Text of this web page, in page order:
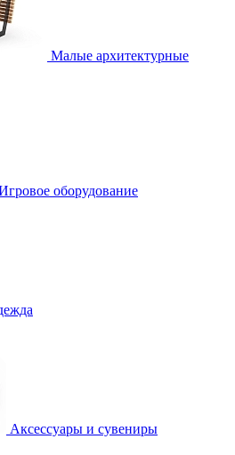
Малые архитектурные
оборудование
Аксессуары и сувениры